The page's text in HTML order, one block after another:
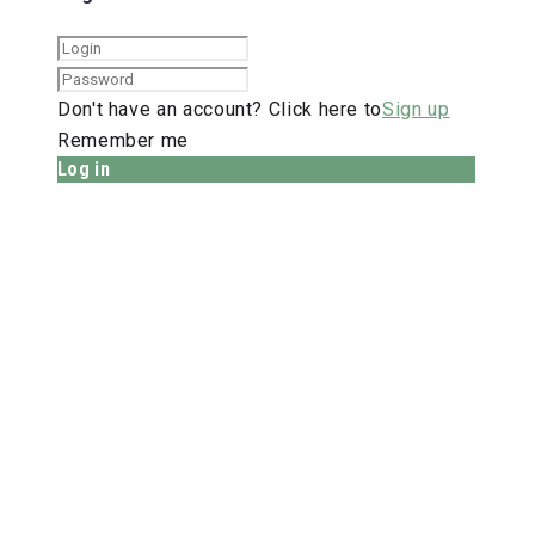
Don't have an account? Click here toSign up
Remember me
Log in